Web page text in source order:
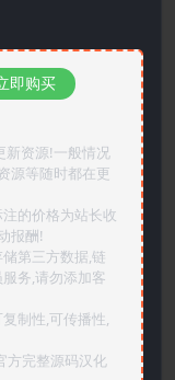
即购买
新资源!一般情况
源等随时都在更
的价格为站长收
报酬!
第三方数据,链
务,请勿添加客
制性,可传播性,
方完整源码汉化